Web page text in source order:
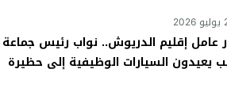
عامل إقليم الدريوش.. نواب رئيس جماعة
يعيدون السيارات الوظيفية إلى حظيرة